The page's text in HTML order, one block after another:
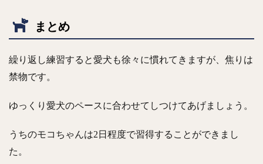
まとめ
繰り返し練習すると愛犬も徐々に慣れてきますが、焦りは
禁物です。
ゆっくり愛犬のペースに合わせてしつけてあげましょう。
うちのモコちゃんは2日程度で習得することができまし
た。